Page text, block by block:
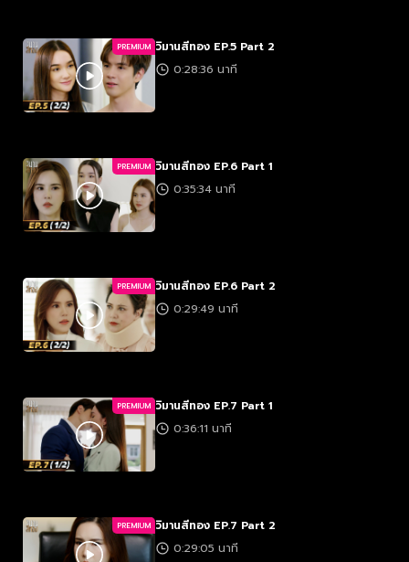
PREMIUM วิมานสีทอง EP.5 Part 2
0:28:36 นาที
PREMIUM วิมานสีทอง EP.6 Part 1
0:35:34 นาที
PREMIUM วิมานสีทอง EP.6 Part 2
0:29:49 นาที
PREMIUM วิมานสีทอง EP.7 Part 1
0:36:11 นาที
PREMIUM วิมานสีทอง EP.7 Part 2
0:29:05 นาที